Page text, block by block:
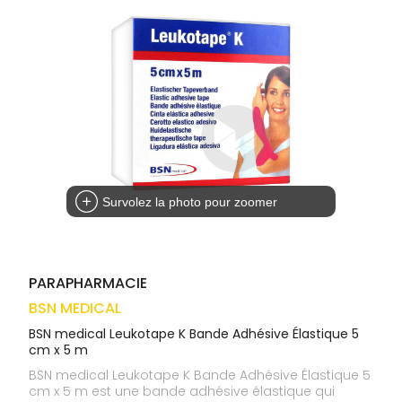
VOS
OUTILS
LIGNE
Survolez la photo pour zoomer
PARAPHARMACIE
BSN MEDICAL
BSN medical Leukotape K Bande Adhésive Élastique 5
cm x 5 m
BSN medical Leukotape K Bande Adhésive Élastique 5
cm x 5 m est une bande adhésive élastique qui